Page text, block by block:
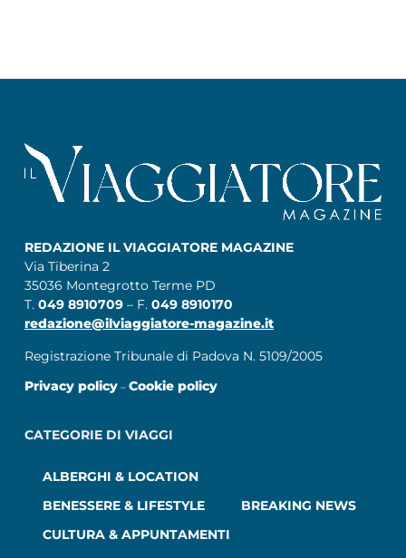
REDAZIONE IL VIAGGIATORE MAGAZINE
Via Tiberina 2
35036 Montegrotto Terme PD
T. 049 8910709 – F. 049 8910170
redazione@ilviaggiatore-magazine.it
Registrazione Tribunale di Padova N. 5109/2005
Privacy policy– Cookie policy
CATEGORIE DI VIAGGI
ALBERGHI & LOCATION
BENESSERE & LIFESTYLE
BREAKING NEWS
CULTURA & APPUNTAMENTI